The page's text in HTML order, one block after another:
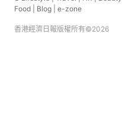
Food
Blog e-zone
香港經濟日報版權所有©2026